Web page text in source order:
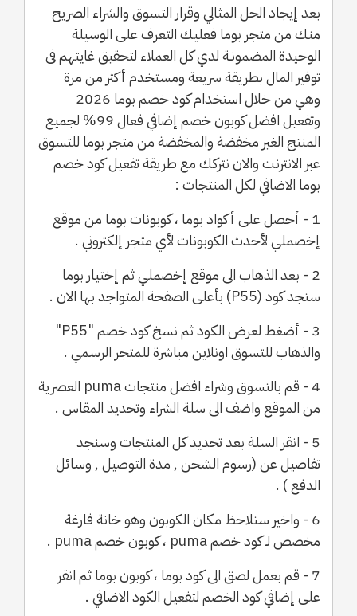
بعد إيجاد الحل المثالي وقرار التسوق والشراء الصريح
منك من متجر بوما فعليك التعرف على الوسيلة
الوحيدة المضمونـة لدي كل العملاء لتحقيق غايتهم فى
توفير المال بطريقة سريعة ومستخدم أكثر من مرة
وهي من خلال استخدام كود خصم بوما 2026
وتفعيل افضل كوبون خصم إضافي فعال 99% لجميع
المنتج الغير مخفضة والمخفضة من متجر بوما للتسوق
عبر الانترنت والان نتركك مع طريقة تفعيل كود خصم
بوما الاضافي لكل المنتجات :
1 - أحصل على أكواد بوما ، كوبونات بوما من موقع
إخصملي لأحدث الكوبونات لأي متجر إلكتروني .
2 - بعد الذهاب الى موقع إخصملي ثم إختيار بوما
ستجد كود (P55) بأعلى الصفحة المتواجد بها الان .
3 - أضغط لعرض الكود ثم نسخ كود خصم "P55"
والذهاب للتسوق اونلاين مباشرة للمتجر الرسمي .
4 - قم بالتسوق وشراء افضل منتجات puma العصرية
من الموقع واضف الى سلة الشراء وتحديد المقاس .
5 - انقر السلة بعد تحديد كل المنتجات وسنجد
تفاصيل عن (رسوم الشحن , مدة التوصيل , وسائل
الدفع ) .
6 - واخير ستلاحظ مكان الكوبون وهو خانة فارغة
مخصص لـ كود خصم puma ، كوبون خصم puma .
7 - قم بعمل لصق الى كود بوما ، كوبون بوما ثم انقر
على إضافي كود الخصم لتفعيل الكود الاضافي .